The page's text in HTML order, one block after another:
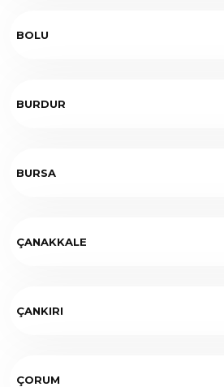
BOLU
BURDUR
BURSA
ÇANAKKALE
ÇANKIRI
ÇORUM